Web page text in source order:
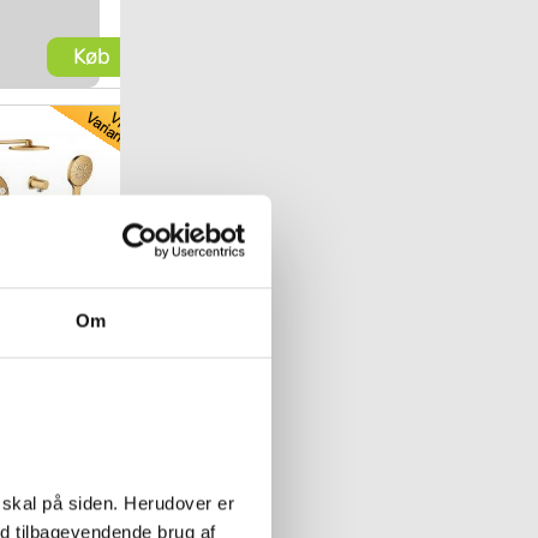
Om
på siden. Herudover er
tilbagevendende brug af
Køb
SmartActive
Køb